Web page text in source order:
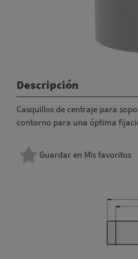
Descripción
Casquillos de centraje para
contorno para una óptima
Guardar en Mis favoritos